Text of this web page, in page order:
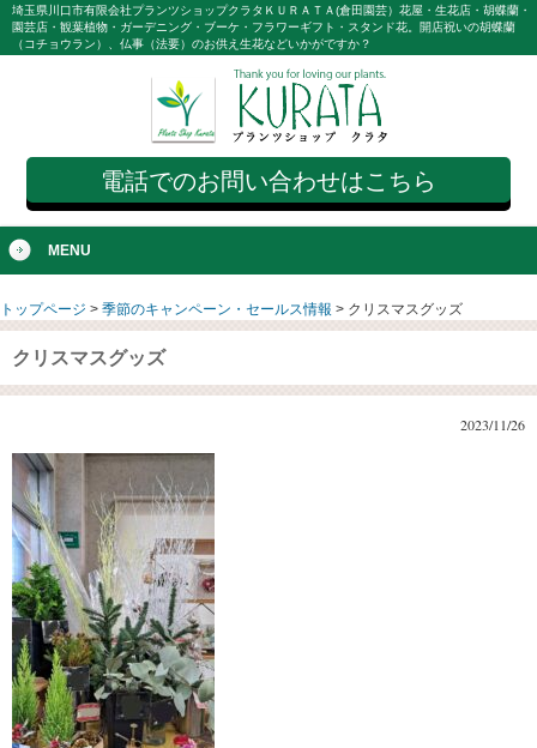
埼玉県川口市有限会社プランツショップクラタＫＵＲＡＴＡ(倉田園芸）花屋・生花店・胡蝶蘭・
園芸店・観葉植物・ガーデニング・ブーケ・フラワーギフト・スタンド花。開店祝いの胡蝶蘭
（コチョウラン）、仏事（法要）のお供え生花などいかがですか？
電話でのお問い合わせはこちら
MENU
トップページ > 季節のキャンペーン・セールス情報 > クリスマスグッズ
クリスマスグッズ
2023/11/26